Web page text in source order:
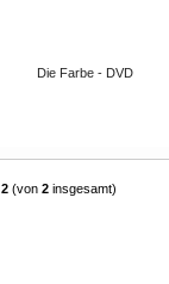
Die Farbe - DVD
2 (von 2 insgesamt)